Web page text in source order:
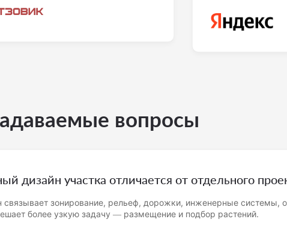
вопросы
дизайн участка отличается от отдельного
зонирование, рельеф, дорожки, инженерные системы,
более узкую задачу — размещение и подбор растений.